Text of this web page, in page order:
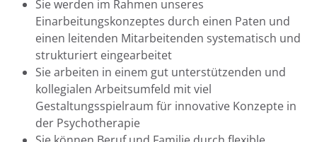
Sie werden im Rahmen unseres
Einarbeitungskonzeptes durch einen Paten und
einen leitenden Mitarbeitenden systematisch und
strukturiert eingearbeitet
Sie arbeiten in einem gut unterstützenden und
kollegialen Arbeitsumfeld mit viel
Gestaltungsspielraum für innovative Konzepte in
der Psychotherapie